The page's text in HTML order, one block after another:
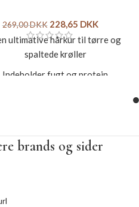
269,00DKK 228,65 DKK
ultimative hårkur til tørre og
spaltede krøller
Indeholder fugt og protein
håret blødt som silke.
brands og sider